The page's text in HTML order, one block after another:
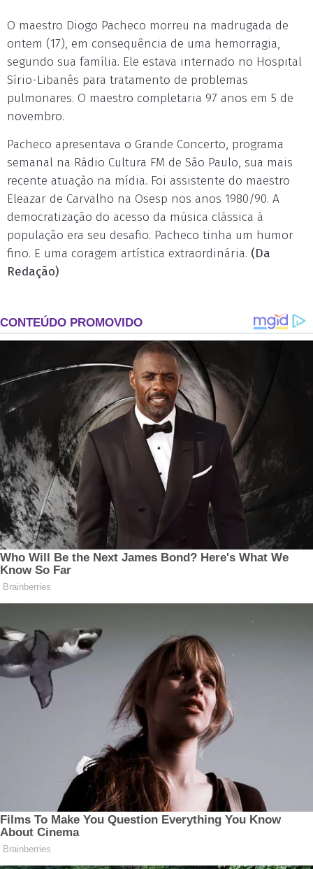
O maestro Diogo Pacheco morreu na madrugada de
ontem (17), em consequência de uma hemorragia,
segundo sua família. Ele estava internado no Hospital
Sírio-Libanês para tratamento de problemas
pulmonares. O maestro completaria 97 anos em 5 de
novembro.
Pacheco apresentava o Grande Concerto, programa
semanal na Rádio Cultura FM de São Paulo, sua mais
recente atuação na mídia. Foi assistente do maestro
Eleazar de Carvalho na Osesp nos anos 1980/90. A
democratização do acesso da música clássica à
população era seu desafio. Pacheco tinha um humor
fino. E uma coragem artística extraordinária. (Da
Redação)